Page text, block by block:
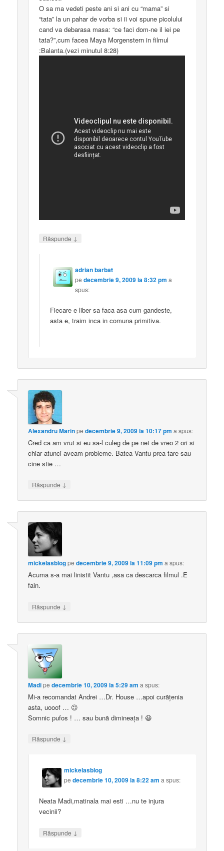
O sa ma vedeti peste ani si ani cu “mama” si
“tata” la un pahar de vorba si ii voi spune picolului
cand va debarasa masa: “ce faci dom-ne il iei pe
tata?”,cum facea Maya Morgenstern in filmul
:Balanta.(vezi minutul 8:28)
Răspunde ↓
adrian barbat
pedecembrie 9, 2009 la 8:32 pm a
spus:
Fiecare e liber sa faca asa cum gandeste,
asta e, traim inca in comuna primitiva.
Alexandru Marinpedecembrie 9, 2009 la 10:17 pm a spus:
Cred ca am vrut si eu sa-l culeg de pe net de vreo 2 ori si
chiar atunci aveam probleme. Batea Vantu prea tare sau
cine stie …
Răspunde ↓
mickelasblogpedecembrie 9, 2009 la 11:09 pm a spus:
Acuma s-a mai linistit Vantu ,asa ca descarca filmul .E
fain.
Răspunde ↓
Madipedecembrie 10, 2009 la 5:29 am a spus:
Mi-a recomandat Andrei …Dr. House …apoi curăţenia
asta, uooof … 😉
Somnic pufos ! … sau bună dimineaţa ! 😆
Răspunde ↓
mickelasblog
pedecembrie 10, 2009 la 8:22 am a spus:
Neata Madi,matinala mai esti …nu te injura
vecinii?
Răspunde ↓